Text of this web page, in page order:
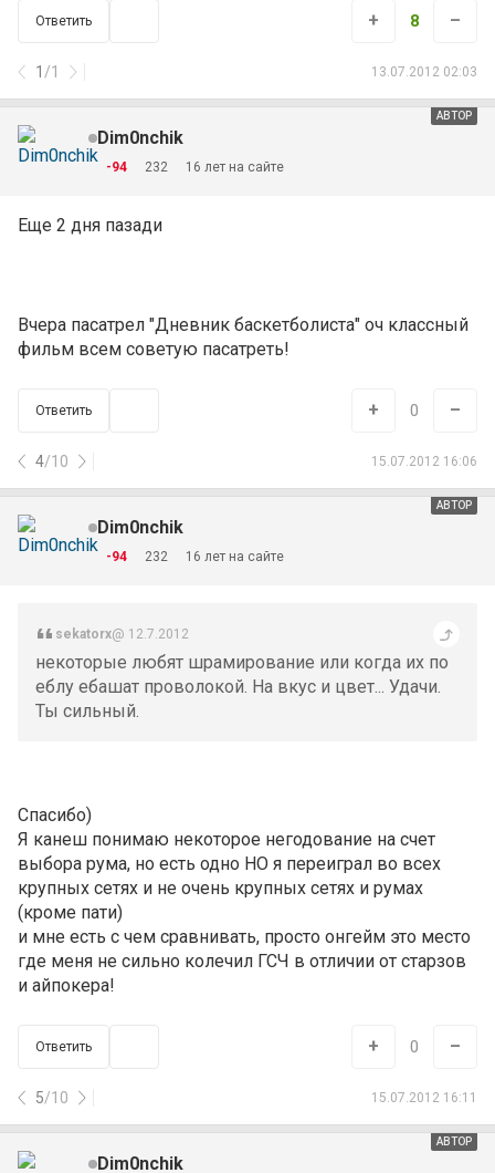
Ответить
1 /1 13.07.2012 02:03
+ 8 –
АВТОР
Dim0nchik
-94 232 16 лет на сайте
Еще 2 дня пазади
Вчера пасатрел "Дневник баскетболиста" оч классный
фильм всем советую пасатреть!
Ответить
4/10 15.07.2012 16:06
+ 0 –
АВТОР
Dim0nchik
-94 232 16 лет на сайте
sekatorx@ 12.7.2012
некоторые любят шрамирование или когда их по
еблу ебашат проволокой. На вкус и цвет... Удачи.
Ты сильный.
Спасибо)
Я канеш понимаю некоторое негодование на счет
выбора рума, но есть одно НО я переиграл во всех
крупных сетях и не очень крупных сетях и румах
(кроме пати)
и мне есть с чем сравнивать, просто онгейм это место
где меня не сильно колечил ГСЧ в отличии от старзов
и айпокера!
Ответить
5/10 15.07.2012 16:11
+ 0 –
АВТОР
Dim0nchik